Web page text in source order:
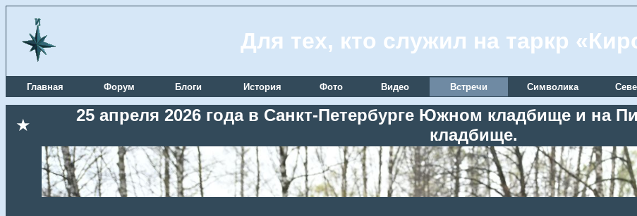
Для тех, кто служил на таркр
Главная Форум Блоги История Фото Видео Встречи Символика
★
25 апреля 2026 года в Санкт-Петербурге Южном кладбище и на
кладбище.